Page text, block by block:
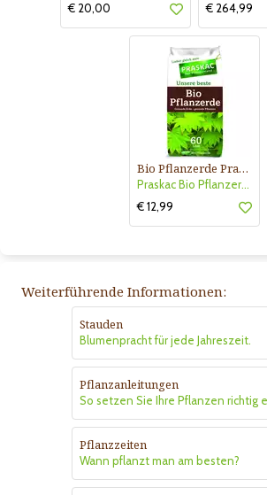
€ 20,00
€ 264,99
Bio Pflanzerde Praskac
Praskac Bio Pflanzerde
€ 12,99
Weiterführende Informationen:
Stauden
Blumenpracht für jede Jahreszeit.
Pflanzanleitungen
So setzen Sie Ihre Pflanzen richtig
Pflanzzeiten
Wann pflanzt man am besten?